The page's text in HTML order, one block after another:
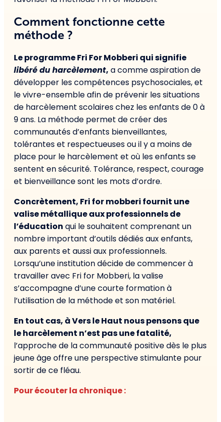
Comment fonctionne cette
méthode ?
Le programme Fri For Mobberi qui signifie
libéré du harcèlement, a comme aspiration de
développer les compétences psychosociales, et
le vivre-ensemble afin de prévenir les situations
de harcèlement scolaires chez les enfants de 0 à
9 ans. La méthode permet de créer des
communautés d’enfants bienveillantes,
tolérantes et respectueuses ou il y a moins de
place pour le harcèlement et où les enfants se
sentent en sécurité. Tolérance, respect, courage
et bienveillance sont les mots d’ordre.
Concrètement, Fri for mobberi fournit une
valise métallique aux professionnels de
l’éducation qui le souhaitent comprenant un
nombre important d’outils dédiés aux enfants,
aux parents et aussi aux professionnels.
Lorsqu’une institution décide de commencer à
travailler avec Fri for Mobberi, la valise
s’accompagne d’une courte formation à
l’utilisation de la méthode et son matériel.
En tout cas, à Vers le Haut nous pensons que
le harcèlement n’est pas une fatalité,
l’approche de la communauté positive dès le plus
jeune âge offre une perspective stimulante pour
sortir de ce fléau.
Pour écouter la chronique :